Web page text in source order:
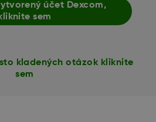
účet Dexcom,
kliknite sem
kladených otázok kliknite
sem